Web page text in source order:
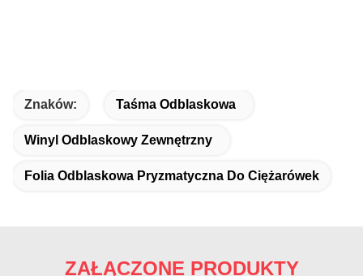
Znaków: Taśma Odblaskowa
Winyl Odblaskowy Zewnętrzny
Folia Odblaskowa Pryzmatyczna Do Ciężarówek
ZAŁĄCZONE PRODUKTY